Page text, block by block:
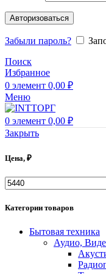
Авторизоваться
Забыли пароль?
Поиск
Избранное
0 элемент 0,00 ₽
Меню
0 элемент 0,00 ₽
Закрыть
Цена, ₽
Категории товаров
Бытовая техника
Аудио,